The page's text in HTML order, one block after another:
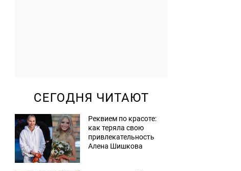
СЕГОДНЯ ЧИТАЮТ
Реквием по красоте:
как теряла свою
привлекательность
Алена Шишкова